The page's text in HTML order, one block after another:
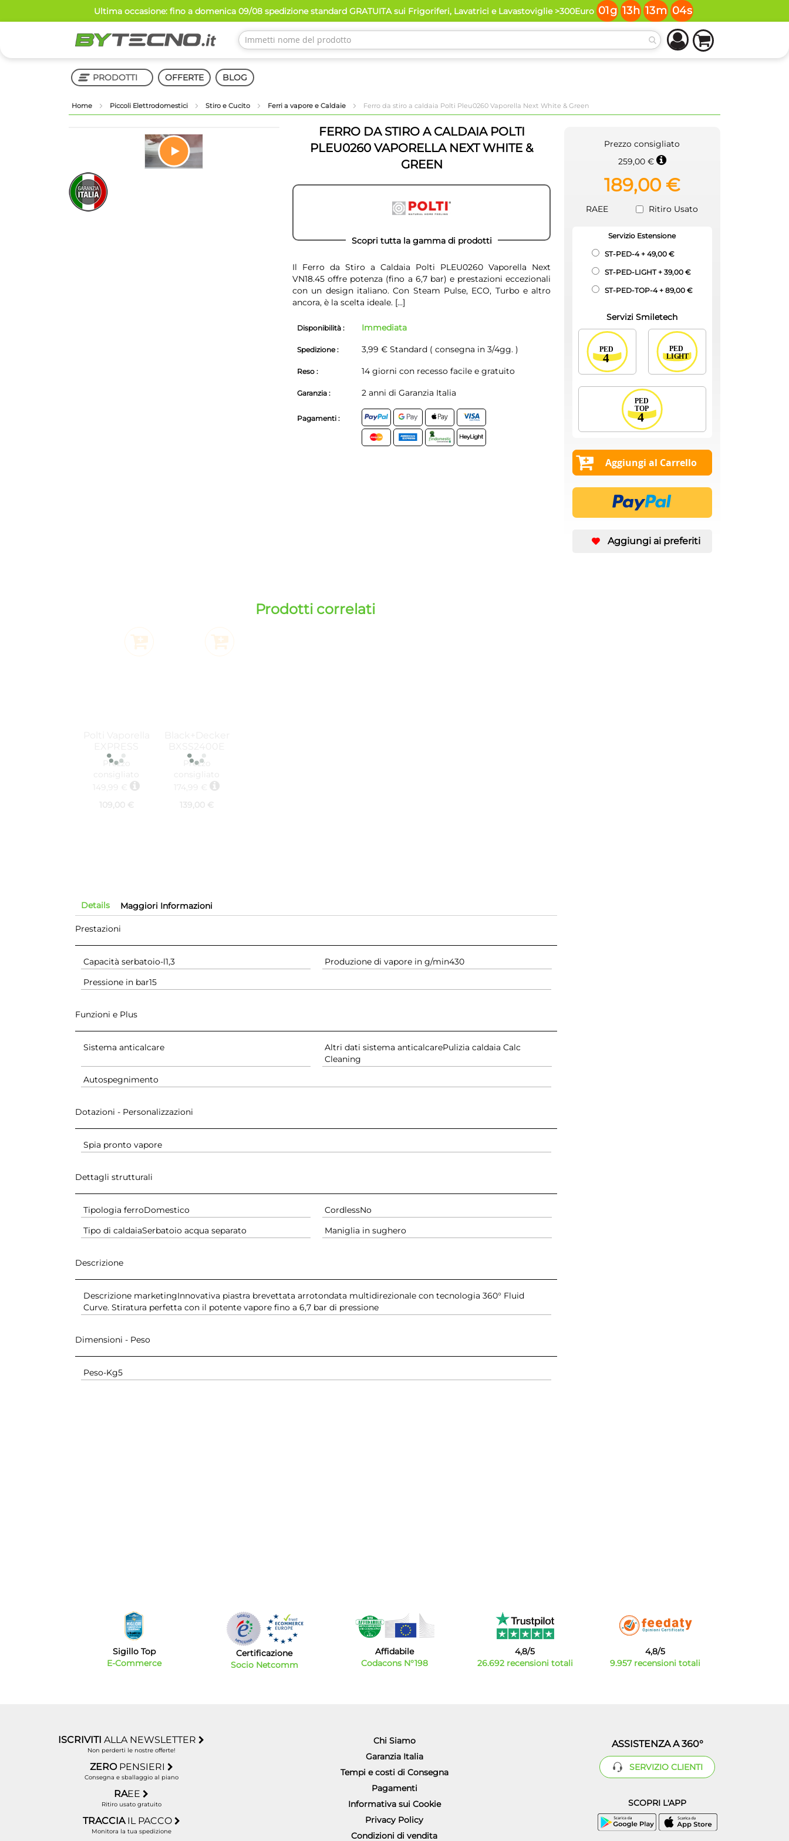
contenuto
Ultima occasione: fino a domenica 09/08 spedizione standard GRATUITA sui Frigoriferi, Lavatrici e Lavastoviglie >300Euro 01g 13h 13m 03s
PRODOTTI OFFERTE BLOG
Home Piccoli Elettrodomestici Stiro e Cucito Ferri a vapore e Caldaie Ferro da stiro a caldaia Polti Pleu0260 Vaporella Next White & Green
galleria
di
immagini
Vai
all'inizio
della
galleria
FERRO DA STIRO A CALDAIA POLTI
PLEU0260 VAPORELLA NEXT WHITE &
GREEN
Scopri tutta la gamma di prodotti
Il Ferro da Stiro a Caldaia Polti PLEU0260 Vaporella Next
VN18.45 offre potenza (fino a 6,7 bar) e prestazioni eccezionali
con un design italiano. Con Steam Pulse, ECO, Turbo e altro
ancora, è la scelta ideale. [...]
Disponibilità : Immediata
Spedizione : 3,99 € Standard ( consegna in 3/4gg. )
Reso : 14 giorni con recesso facile e gratuito
Garanzia : 2 anni di Garanzia Italia
Pagamenti :
Prezzo consigliato
259,00 €
189,00 €
RAEE Ritiro Usato
Servizio Estensione
ST-PED-4+ 49,00 €
ST-PED-LIGHT+ 39,00 €
ST-PED-TOP-4+ 89,00 €
Servizi Smiletech
Aggiungi al Carrello
Aggiungi ai preferiti
Prodotti correlati
VE30.20
Capacità
serbatoio
acqua 1.6 L
Pressione
Prezzo
consigliato
149,99 €
109,00 €
Aggiungi al Carrello
Ferro da Stiro
con Caldaia
2400 W
Prezzo
consigliato
174,99 €
139,00 €
Aggiungi al Carrello
Details
Prestazioni
Capacità serbatoio-l1,3 Produzione di vapore in g/min430
Pressione in bar15
Funzioni e Plus
Sistema anticalcare Altri dati sistema anticalcarePulizia caldaia Calc
Cleaning
Autospegnimento
Dotazioni - Personalizzazioni
Spia pronto vapore
Dettagli strutturali
Tipologia ferroDomestico CordlessNo
Tipo di caldaiaSerbatoio acqua separato Maniglia in sughero
Descrizione
Descrizione marketingInnovativa piastra brevettata arrotondata multidirezionale con tecnologia 360° Fluid
Curve. Stiratura perfetta con il potente vapore fino a 6,7 bar di pressione
Dimensioni - Peso
Peso-Kg5
Maggiori Informazioni
Sigillo Top
E-Commerce
Certificazione
Socio Netcomm
Affidabile
Codacons N°198
4,8/5
26.692 recensioni totali
4,8/5
9.957 recensioni totali
ISCRIVITIALLA NEWSLETTER
Non perderti le nostre offerte!
ZERO PENSIERI
Consegna e sballaggio al piano
RAEE
Ritiro usato gratuito
TRACCIA IL PACCO
Monitora la tua spedizione
Chi Siamo
Garanzia Italia
Tempi e costi di Consegna
Pagamenti
Informativa sui Cookie
Privacy Policy
Condizioni di vendita
ASSISTENZA A 360°
SERVIZIO CLIENTI
SCOPRI L'APP